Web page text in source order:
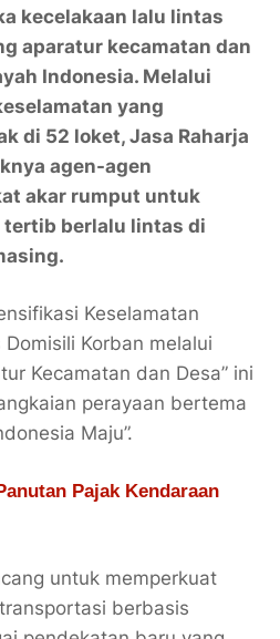
kecelakaan lalu lintas
aparatur kecamatan dan
Indonesia. Melalui
yang
di 52 loket, Jasa Raharja
agen-agen
akar rumput untuk
tertib berlalu lintas di
Keselamatan
Korban melalui
Kecamatan dan Desa” ini
perayaan bertema
Maju”.
Pajak Kendaraan
untuk memperkuat
berbasis